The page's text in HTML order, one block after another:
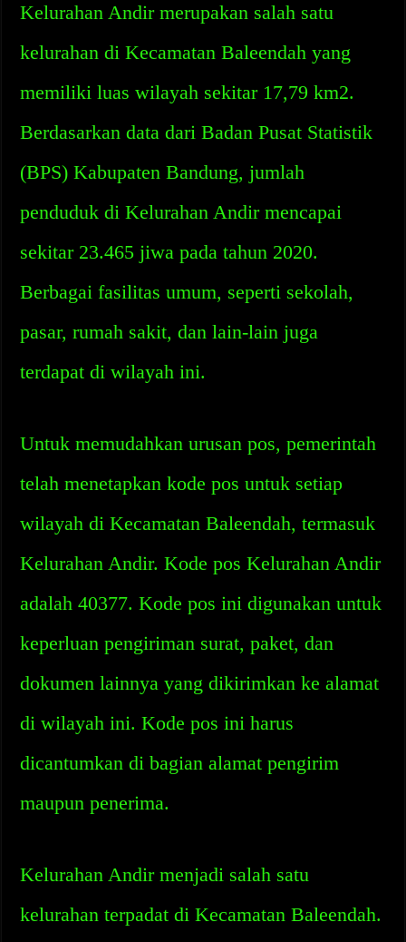
Kelurahan Andir merupakan salah satu
kelurahan di Kecamatan Baleendah yang
memiliki luas wilayah sekitar 17,79 km2.
Berdasarkan data dari Badan Pusat Statistik
(BPS) Kabupaten Bandung, jumlah
penduduk di Kelurahan Andir mencapai
sekitar 23.465 jiwa pada tahun 2020.
Berbagai fasilitas umum, seperti sekolah,
pasar, rumah sakit, dan lain-lain juga
terdapat di wilayah ini.
Untuk memudahkan urusan pos, pemerintah
telah menetapkan kode pos untuk setiap
wilayah di Kecamatan Baleendah, termasuk
Kelurahan Andir. Kode pos Kelurahan Andir
adalah 40377. Kode pos ini digunakan untuk
keperluan pengiriman surat, paket, dan
dokumen lainnya yang dikirimkan ke alamat
di wilayah ini. Kode pos ini harus
dicantumkan di bagian alamat pengirim
maupun penerima.
Kelurahan Andir menjadi salah satu
kelurahan terpadat di Kecamatan Baleendah.